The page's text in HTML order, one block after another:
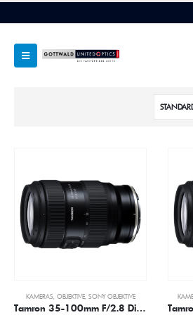
KAMERAS OBJEKTIVE, SONY OBJEKTIVE
Tamron 35-100mm F/2.8 Di III VXD (Modell A078S)